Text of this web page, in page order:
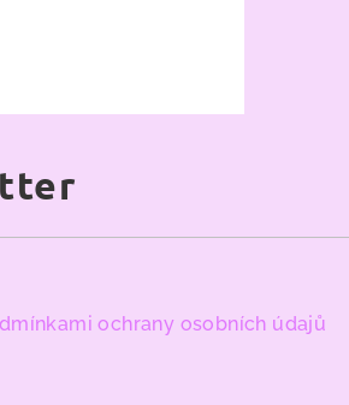
ochrany osobních údajů